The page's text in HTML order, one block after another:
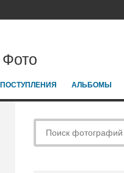
Фото
АЛЬБОМЫ